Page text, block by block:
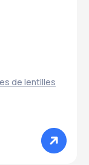
de lentilles